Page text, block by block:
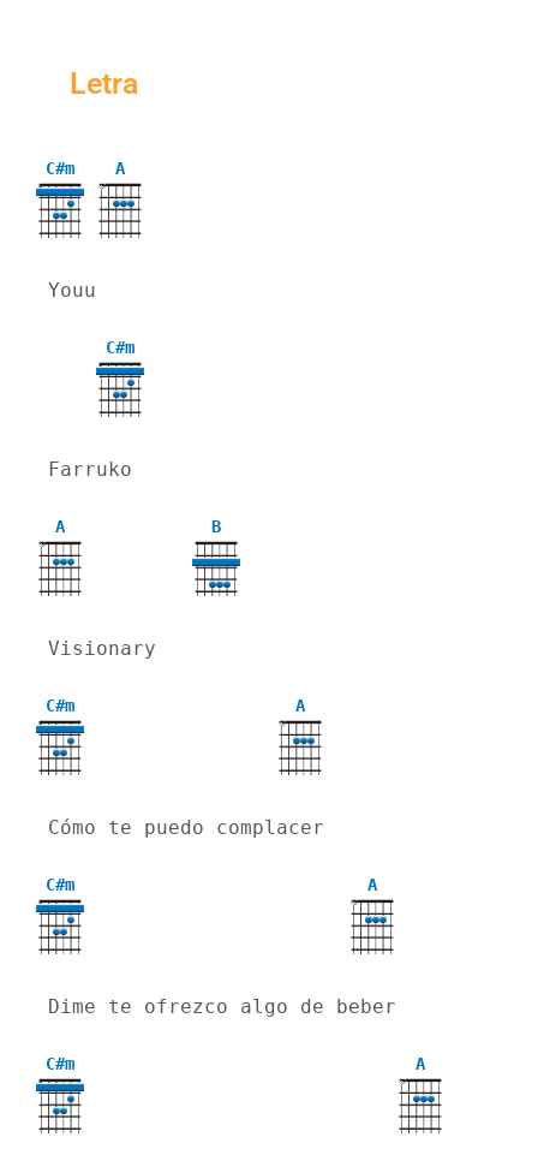
Letra
C#m
4
A
X
Youu
C#m
4
Farruko
A
X
B
Visionary
C#m
4
A
X
Cómo te puedo complacer
C#m
4
A
X
Dime te ofrezco algo de beber
C#m
4
A
X